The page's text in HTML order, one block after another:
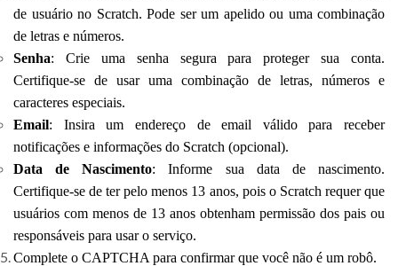
de usuário no Scratch. Pode ser um apelido ou uma combinação
de letras e números.
Senha: Crie uma senha segura para proteger sua conta.
Certifique-se de usar uma combinação de letras, números e
caracteres especiais.
Email: Insira um endereço de email válido para receber
notificações e informações do Scratch (opcional).
Data de Nascimento: Informe sua data de nascimento.
Certifique-se de ter pelo menos 13 anos, pois o Scratch requer que
usuários com menos de 13 anos obtenham permissão dos pais ou
responsáveis para usar o serviço.
Complete o CAPTCHA para confirmar que você não é um robô.